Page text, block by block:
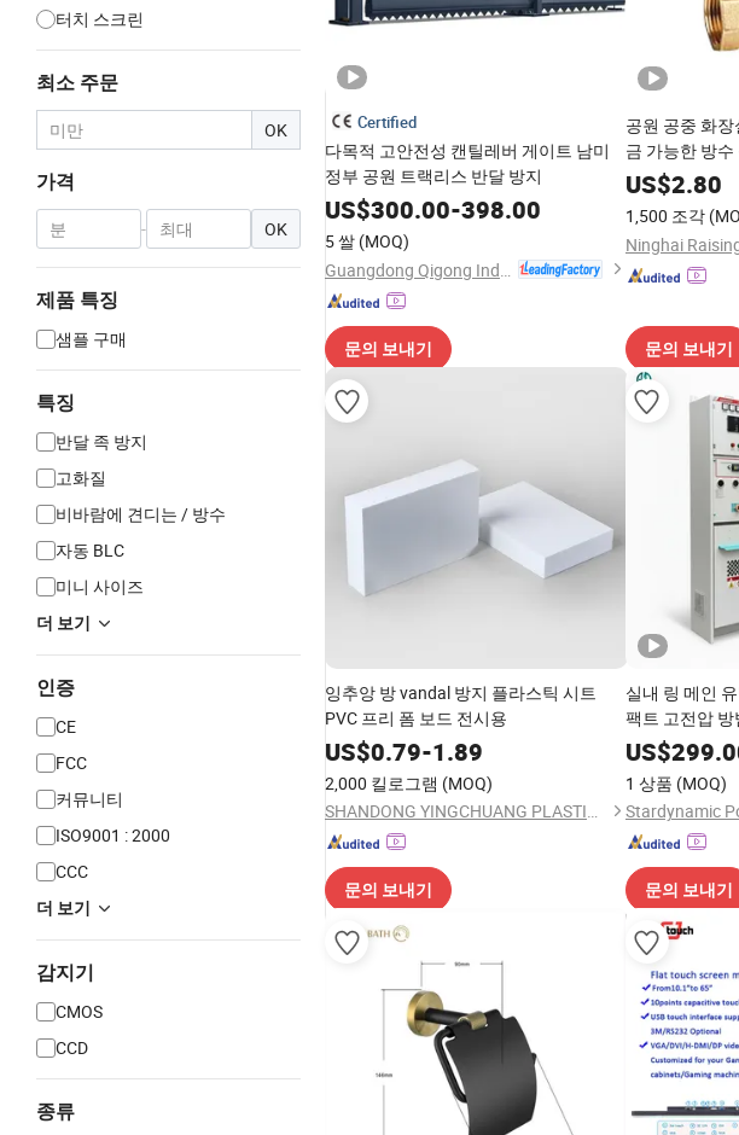
터치 스크린
최소 주문
OK
가격
- OK
제품 특징
샘플 구매
특징
반달 족 방지
고화질
비바람에 견디는 / 방수
자동 BLC
미니 사이즈
더 보기
인증
CE
FCC
커뮤니티
ISO9001 : 2000
CCC
더 보기
감지기
CMOS
CCD
종류
Certified
다목적 고안전성 캔틸레버 게이트 남미
정부 공원 트랙리스 반달 방지
US$300.00-398.00
5 쌀 (MOQ)
문의 보내기
공원 공중 화
금 가능한 방수
US$2.80
1,500 조각
문의 보내기
잉추앙 방 vandal 방지 플라스틱 시트
PVC 프리 폼 보드 전시용
US$0.79-1.89
2,000 킬로그램 (MOQ)
SHANDONG YINGCHUANG PLASTIC CO., LTD.
문의 보내기
실내 링 메인
팩트 고전압 방
US$
1 상품 (MOQ)
문의 보내기